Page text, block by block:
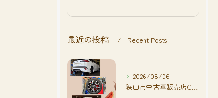
最近の投稿 Recent Posts
2026/08/06
狭山市中古車販売店CarShop FACT.🚗